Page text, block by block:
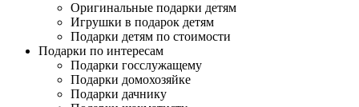
Оригинальные подарки детям
Игрушки в подарок детям
Подарки детям по стоимости
Подарки по интересам
Подарки госслужащему
Подарки домохозяйке
Подарки дачнику